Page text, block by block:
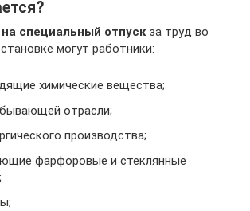
специальный отпуск за труд во
могут работники:
химические вещества;
отрасли;
производства;
фарфоровые и стеклянные